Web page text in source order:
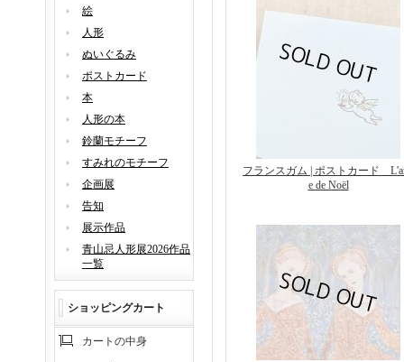
絵
人形
ぬいぐるみ
ポストカード
本
人形の本
鈴蘭モチーフ
すみれのモチーフ
企画展
告知
展示作品
青山忌人形展2026作品
一覧
ショッピングカート
カートの中身
フランスガム | ポストカード
e de Noël